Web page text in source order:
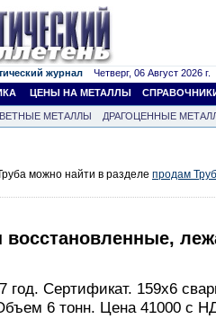
журнал Четверг, 06 Август 2026 г.
ЦЕНЫ НА МЕТАЛЛЫ
МЕТАЛЛЫ
ДРАГОЦЕННЫЕ
можно найти в разделе продам
восстановленные,
год. Сертификат. 159х6
6 тонн. Цена 41000 с